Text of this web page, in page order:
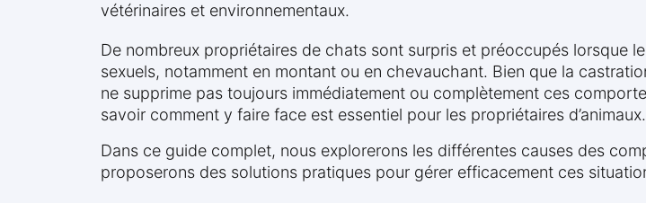
vétérinaires et environnementaux.
De nombreux propriétaires de chats sont surpris et préoccupés lorsque
sexuels, notamment en montant ou en chevauchant. Bien que la
ne supprime pas toujours immédiatement ou complètement ces
savoir comment y faire face est essentiel pour les propriétaires d’animaux.
Dans ce guide complet, nous explorerons les différentes causes des
proposerons des solutions pratiques pour gérer efficacement ces